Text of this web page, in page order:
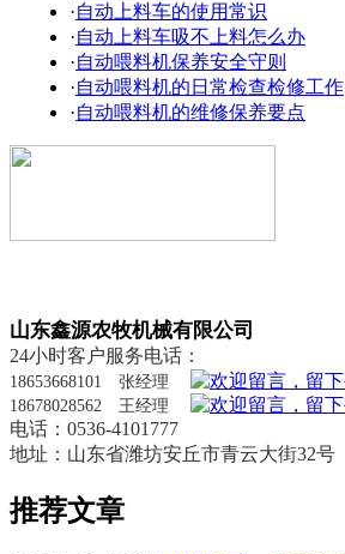
·自动上料车的使用常识
·自动上料车吸不上料怎么办
·自动喂料机保养安全守则
·自动喂料机的日常检查检修工作
·自动喂料机的维修保养要点
山东鑫源农牧机械有限公司
24小时客户服务电话：
18653668101 张经理
18678028562 王经理
电话：0536-4101777
地址：山东省潍坊安丘市青云大街32号
推荐文章